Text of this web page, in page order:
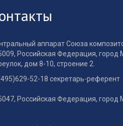
аппарат Союза
Российская Федерация, город
дом 8-10, строение 2.
52-18 секретарь-референт
Российская Федерация, город